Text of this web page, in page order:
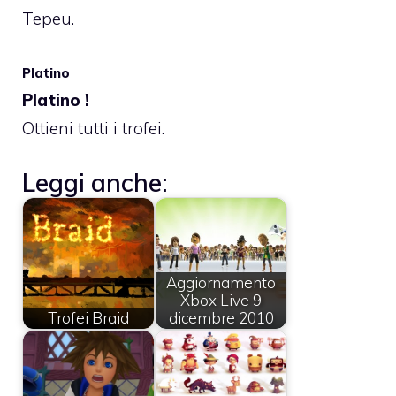
Tepeu.
Platino
Platino !
Ottieni tutti i trofei.
Leggi anche:
Trofei Braid
Aggiornamento
Xbox Live 9
dicembre 2010